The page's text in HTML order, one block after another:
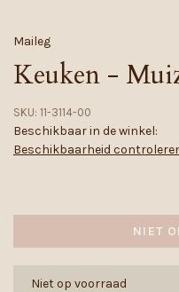
Maileg
Keuken -
SKU: 11-3114-00
Beschikbaar in de winkel:
Beschikbaarheid
NIET
Niet op voorraad